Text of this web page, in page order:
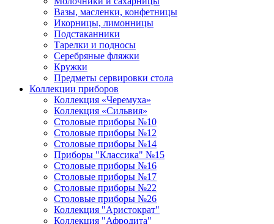
Вазы, масленки, конфетницы
Икорницы, лимонницы
Подстаканники
Тарелки и подносы
Серебряные фляжки
Кружки
Предметы сервировки стола
Коллекции приборов
Коллекция «Черемуха»
Коллекция «Сильвия»
Столовые приборы №10
Столовые приборы №12
Столовые приборы №14
Приборы "Классика" №15
Столовые приборы №16
Столовые приборы №17
Столовые приборы №22
Столовые приборы №26
Коллекция "Аристократ"
Коллекция "Афродита"